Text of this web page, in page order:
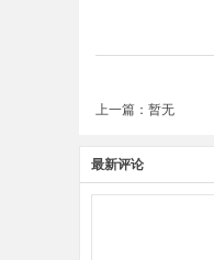
上一篇：暂无
最新评论